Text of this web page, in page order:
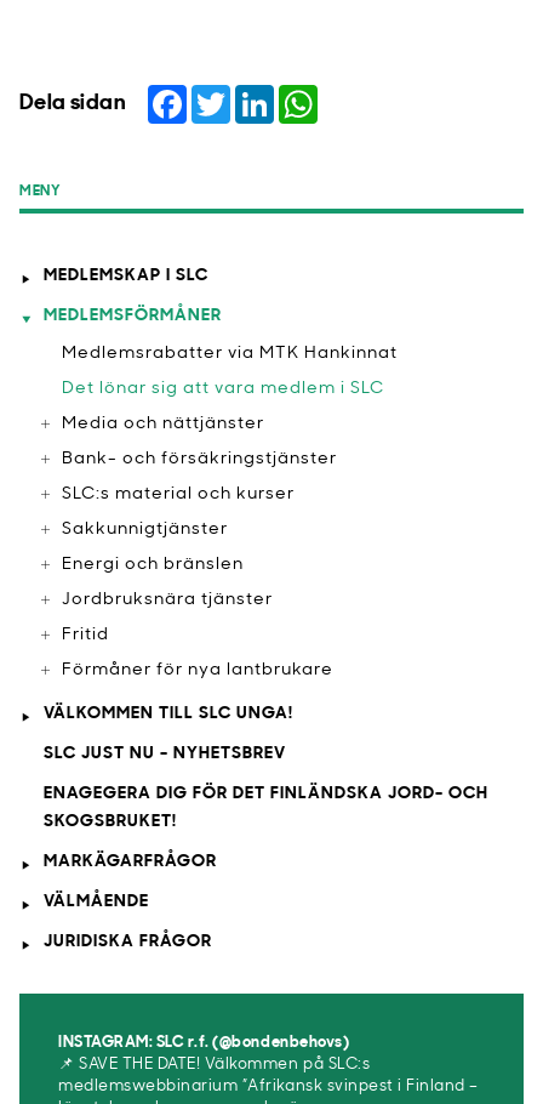
Dela sidan Facebook
TwitterLinkedIn
MENY
MEDLEMSKAP I SLC
MEDLEMSFÖRMÅNER
Medlemsrabatter via MTK Hankinnat
​Det lönar sig att vara medlem i SLC
Media och nättjänster
Bank- och försäkringstjänster
SLC:s material och kurser
Sakkunnigtjänster
Energi och bränslen
Jordbruksnära tjänster
Fritid
Förmåner för nya lantbrukare
VÄLKOMMEN TILL SLC UNGA!
SLC JUST NU - NYHETSBREV
ENAGEGERA DIG FÖR DET FINLÄNDSKA JORD- OCH
SKOGSBRUKET!
MARKÄGARFRÅGOR
VÄLMÅENDE
JURIDISKA FRÅGOR
INSTAGRAM: SLC r.f. (@bondenbehovs)
📌 SAVE THE DATE! Välkommen på SLC:s
medlemswebbinarium ”Afrikansk svinpest i Finland –